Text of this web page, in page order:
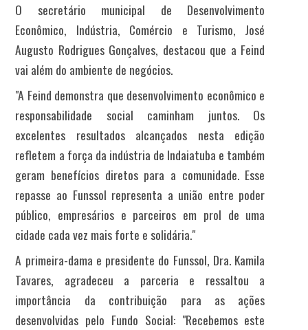
O secretário municipal de Desenvolvimento
Econômico, Indústria, Comércio e Turismo, José
Augusto Rodrigues Gonçalves, destacou que a Feind
vai além do ambiente de negócios.
"A Feind demonstra que desenvolvimento econômico e
responsabilidade social caminham juntos. Os
excelentes resultados alcançados nesta edição
refletem a força da indústria de Indaiatuba e também
geram benefícios diretos para a comunidade. Esse
repasse ao Funssol representa a união entre poder
público, empresários e parceiros em prol de uma
cidade cada vez mais forte e solidária."
A primeira-dama e presidente do Funssol, Dra. Kamila
Tavares, agradeceu a parceria e ressaltou a
importância da contribuição para as ações
desenvolvidas pelo Fundo Social: "Recebemos este